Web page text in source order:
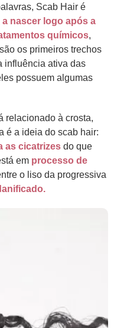
Scab Hair é
nascer logo após a
químicos,
os primeiros trechos
influência ativa das
possuem algumas
relacionado à crosta,
é a ideia do scab hair:
as cicatrizes do que
em processo de
o liso da progressiva